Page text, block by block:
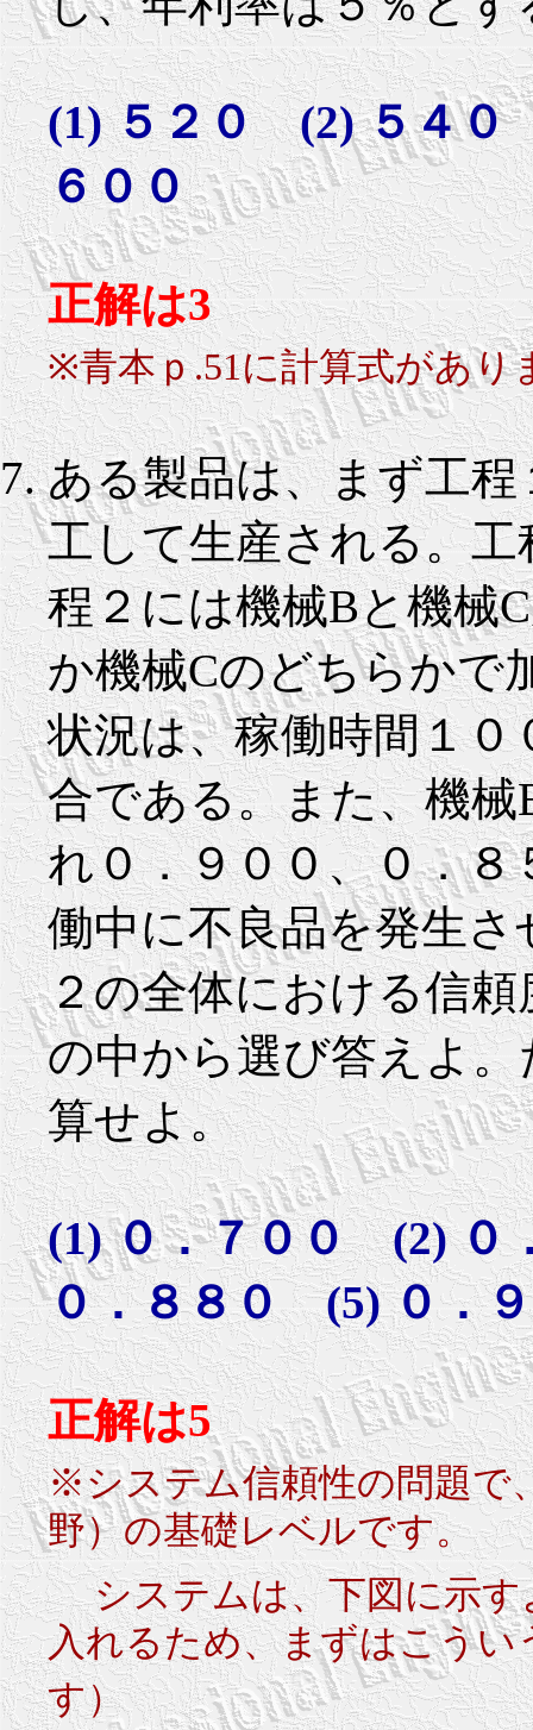
(1) ５２０ (2) ５４
６００
正解は3
※青本ｐ.51に計算式があり
ある製品は、まず工
工して生産される。
程２には機械Bと機械
か機械Cのどちらかで
状況は、稼働時間１
合である。また、機
れ０．９００、０．
働中に不良品を発生
２の全体における信
の中から選び答えよ
算せよ。
(1) ０．７００ (2)
０．８８０ (5) ０．
正解は5
※システム信頼性の問題で
野）の基礎レベルです。
システムは、下図に示
入れるため、まずはこう
す）